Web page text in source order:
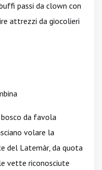
passi da clown con
attrezzi da giocolieri
bosco da favola
volare la
del Latemàr, da quota
vette riconosciute